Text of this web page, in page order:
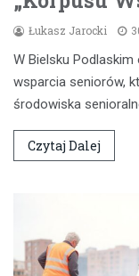
Łukasz Jarocki
W Bielsku
wsparcia seniorów,
środowiska
Czytaj Dalej